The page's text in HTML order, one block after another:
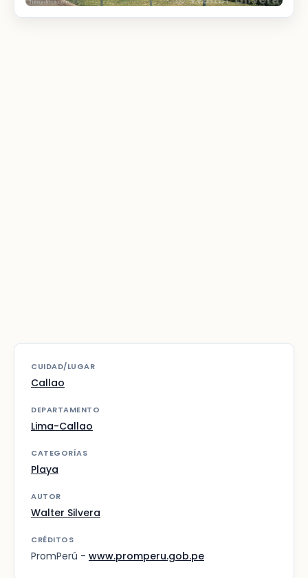
CUIDAD/LUGAR
Callao
DEPARTAMENTO
Lima-Callao
CATEGORÍAS
Playa
AUTOR
Walter Silvera
CRÉDITOS
PromPerú - www.promperu.gob.pe